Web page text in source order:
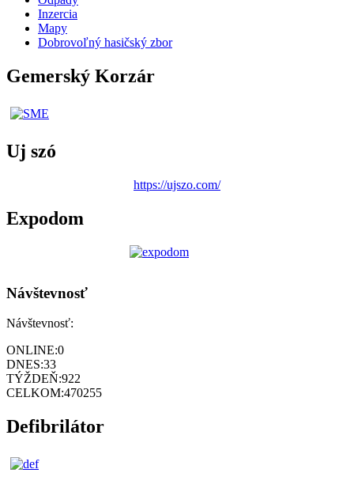
Inzercia
Mapy
Dobrovoľný hasičský zbor
Gemerský Korzár
Uj szó
https://ujszo.com/
Expodom
Návštevnosť
Návštevnosť:
ONLINE:0
DNES:33
TÝŽDEŇ:922
CELKOM:470255
Defibrilátor